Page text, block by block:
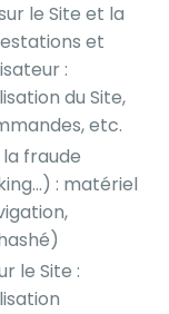
le Site et la
et
:
du Site,
etc.
fraude
: matériel
le Site :